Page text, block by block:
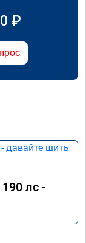
₽
лс -